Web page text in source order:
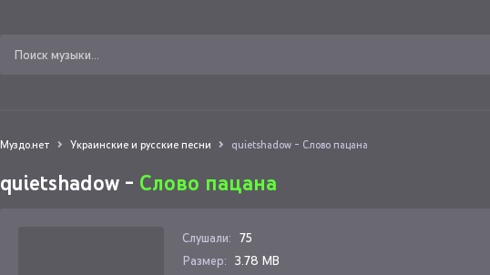
Муздо.нет Украинские и русские песни quietshadow - Слово пацана
quietshadow - Слово пацана
Слушали: 75
Размер: 3.78 MB